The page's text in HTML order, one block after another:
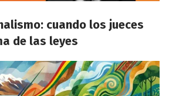
cuando los jueces
de las leyes